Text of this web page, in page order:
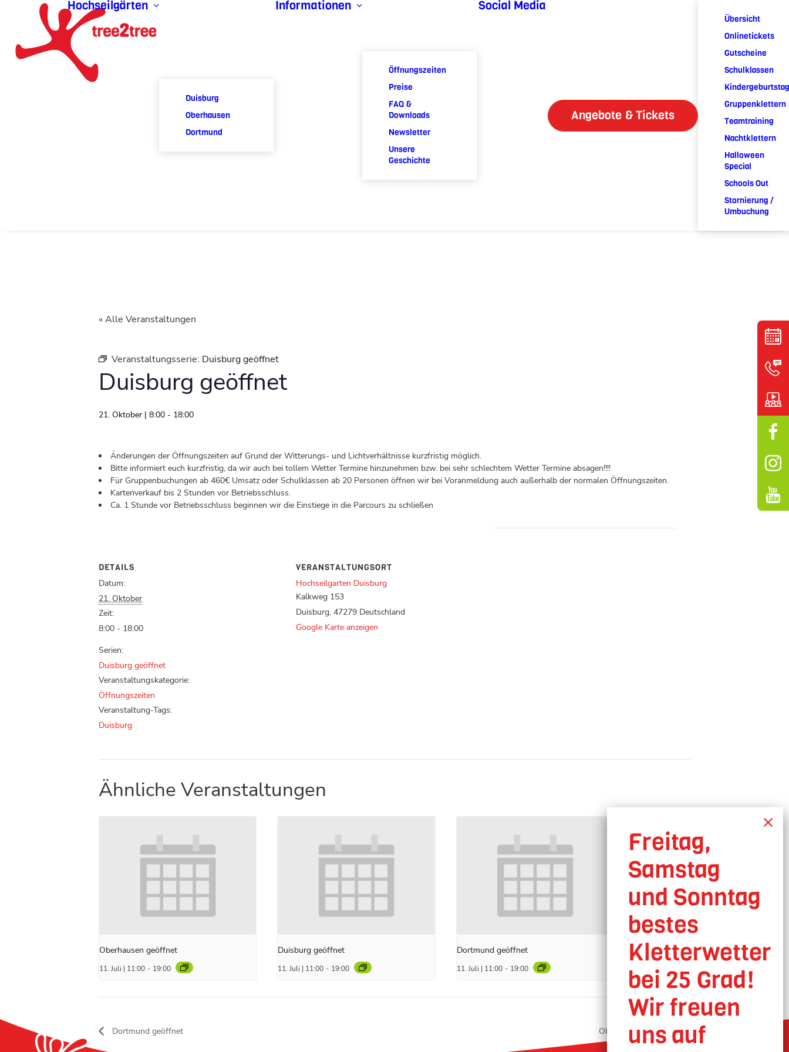
Hochseilgärten
Duisburg
Oberhausen
Dortmund
Informationen
Öffnungszeiten
Preise
FAQ &
Downloads
Newsletter
Unsere
Geschichte
Social Media
Angebote & Tickets
Übersicht
Onlinetickets
Gutscheine
Schulklassen
Kindergeburtstag
Gruppenklettern
Teamtraining
Nachtklettern
Halloween
Special
Schools Out
Stornierung /
Umbuchung
« Alle Veranstaltungen
Veranstaltungsserie: Duisburg geöffnet
Duisburg geöffnet
21. Oktober | 8:00 - 18:00
Änderungen der Öffnungszeiten auf Grund der Witterungs- und Lichtverhältnisse kurzfristig möglich.
Bitte informiert euch kurzfristig, da wir auch bei tollem Wetter Termine hinzunehmen bzw. bei sehr schlechtem Wetter Termine absagen!!!!
Für Gruppenbuchungen ab 460€ Umsatz oder Schulklassen ab 20 Personen öffnen wir bei Voranmeldung auch außerhalb der normalen Öffnungszeiten.
Kartenverkauf bis 2 Stunden vor Betriebsschluss.
Ca. 1 Stunde vor Betriebsschluss beginnen wir die Einstiege in die Parcours zu schließen
DETAILS
Datum:
21. Oktober
Zeit:
8:00 - 18:00
Serien:
Duisburg geöffnet
Veranstaltungskategorie:
Öffnungszeiten
Veranstaltung-Tags:
Duisburg
VERANSTALTUNGSORT
Hochseilgarten Duisburg
Kalkweg 153
Duisburg, 47279 Deutschland
Google Karte anzeigen
Ähnliche Veranstaltungen
Oberhausen geöffnet
11. Juli | 11:00 - 19:00
Duisburg geöffnet
11. Juli | 11:00 - 19:00
Dortmund geöffnet
11. Juli | 11:00 - 19:00
Dortmund geöffnet Oberhausen geöffnet